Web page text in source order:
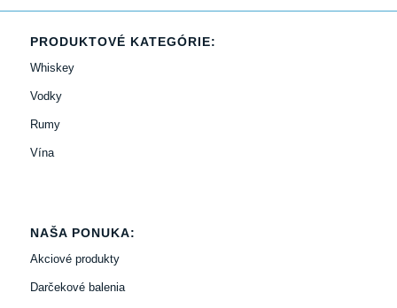
PRODUKTOVÉ KATEGÓRIE:
Whiskey
Vodky
Rumy
Vína
NAŠA PONUKA:
Akciové produkty
Darčekové balenia